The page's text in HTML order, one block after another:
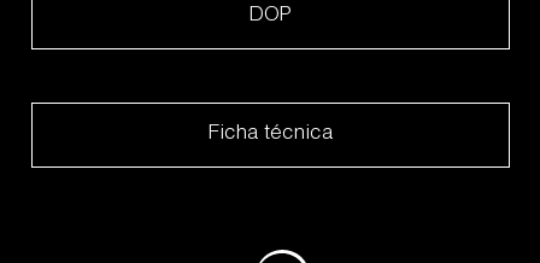
DOP
Ficha técnica